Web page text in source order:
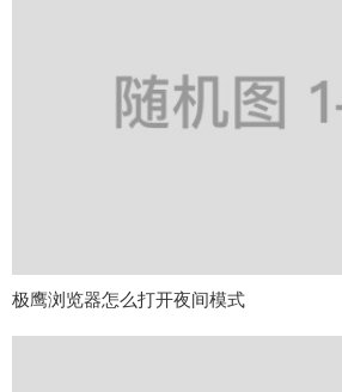
极鹰浏览器怎么打开夜间模式